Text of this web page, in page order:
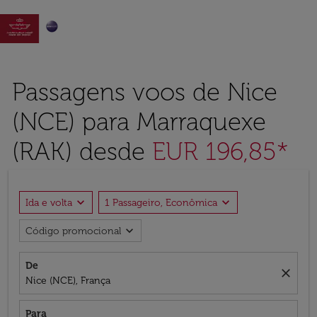

Passagens voos de Nice
(NCE) para Marraquexe
(RAK) desde EUR 196,85*
Ida e volta expand_more 1 Passageiro, Econômica expand_more
Código promocional expand_more
De
Nice (NCE), França
close
Para